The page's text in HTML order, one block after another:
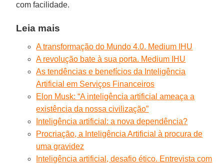
com facilidade.
Leia mais
A transformação do Mundo 4.0. Medium IHU
A revolução bate à sua porta. Medium IHU
As tendências e benefícios da Inteligência
Artificial em Serviços Financeiros
Elon Musk: “A inteligência artificial ameaça a
existência da nossa civilização”
Inteligência artificial: a nova dependência?
Procriação, a Inteligência Artificial à procura de
uma gravidez
Inteligência artificial, desafio ético. Entrevista com